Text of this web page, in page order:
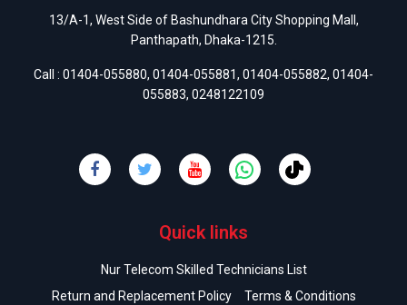
13/A-1, West Side of Bashundhara City Shopping Mall,
Panthapath, Dhaka-1215.
Call : 01404-055880, 01404-055881, 01404-055882, 01404-
055883, 0248122109
Quick links
Nur Telecom Skilled Technicians List
Return and Replacement Policy
Terms & Conditions